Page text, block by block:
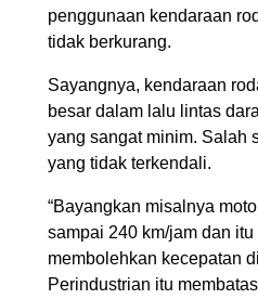
penggunaan kendaraan
tidak berkurang.
Sayangnya, kendaraan
besar dalam lalu lintas
yang sangat minim. Salah
yang tidak terkendali.
“Bayangkan misalnya
sampai 240 km/jam dan
membolehkan kecepatan
Perindustrian itu